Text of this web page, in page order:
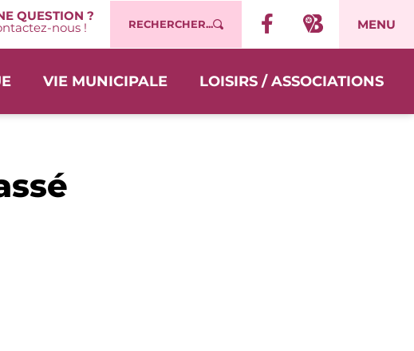
QUESTION ?
nous ! RECHERCHER... MENU
VIE MUNICIPALE LOISIRS / ASSOCIATIONS